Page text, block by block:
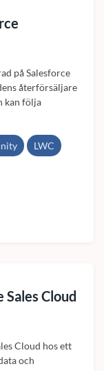
på Salesforce
återförsäljare
kan följa
LWC
Cloud
Cloud hos ett
och